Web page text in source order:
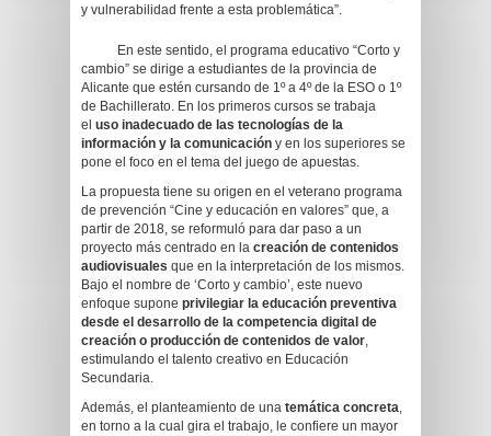
y vulnerabilidad frente a esta problemática”.
En este sentido, el programa educativo “Corto y
cambio” se dirige a estudiantes de la provincia de
Alicante que estén cursando de 1º a 4º de la ESO o 1º
de Bachillerato. En los primeros cursos se trabaja
el uso inadecuado de las tecnologías de la
información y la comunicación y en los superiores se
pone el foco en el tema del juego de apuestas.
La propuesta tiene su origen en el veterano programa
de prevención “Cine y educación en valores” que, a
partir de 2018, se reformuló para dar paso a un
proyecto más centrado en la creación de contenidos
audiovisuales que en la interpretación de los mismos.
Bajo el nombre de ‘Corto y cambio’, este nuevo
enfoque supone privilegiar la educación preventiva
desde el desarrollo de la competencia digital de
creación o producción de contenidos de valor,
estimulando el talento creativo en Educación
Secundaria.
Además, el planteamiento de una temática concreta,
en torno a la cual gira el trabajo, le confiere un mayor